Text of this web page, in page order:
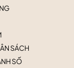
SÁCH
SỐ